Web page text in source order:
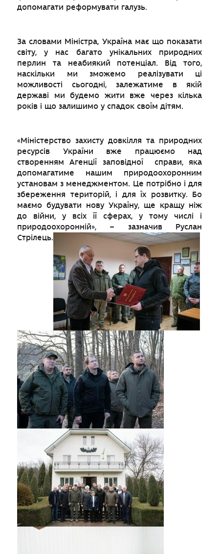
допомагати реформувати галузь.
За словами Міністра, Україна має що показати
світу, у нас багато унікальних природних
перлин та неабиякий потенціал. Від того,
наскільки ми зможемо реалізувати ці
можливості сьогодні, залежатиме в якій
державі ми будемо жити вже через кілька
років і що залишимо у спадок своїм дітям.
«Міністерство захисту довкілля та природних
ресурсів України вже працюємо над
створенням Агенції заповідної справи, яка
допомагатиме нашим природоохоронним
установам з менеджментом. Це потрібно і для
збереження територій, і для їх розвитку. Бо
маємо будувати нову Україну, ще кращу ніж
до війни, у всіх її сферах, у тому числі і
природоохоронній», – зазначив Руслан
Стрілець.